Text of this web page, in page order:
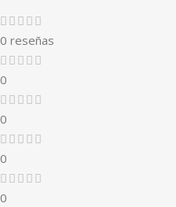
0 reseñas
0
0
0
0